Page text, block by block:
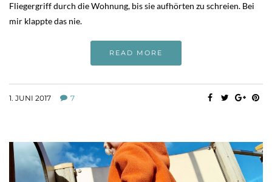
Fliegergriff durch die Wohnung, bis sie aufhörten zu schreien. Bei
mir klappte das nie.
READ MORE
1. JUNI 2017 7